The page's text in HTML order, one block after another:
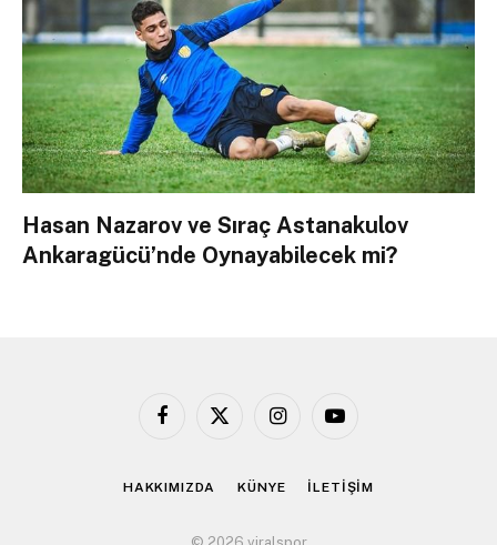
Hasan Nazarov ve Sıraç Astanakulov
Ankaragücü’nde Oynayabilecek mi?
Facebook
X
InstagramYouTube
HAKKIMIZDA KÜNYE İLETİŞİM